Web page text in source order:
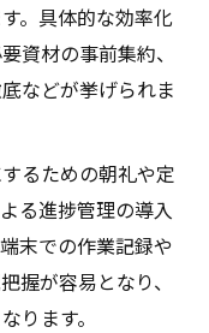
。具体的な効率化
資材の事前集約、
などが挙げられま
るための朝礼や定
る進捗管理の導入
末での作業記録や
握が容易となり、
ります。